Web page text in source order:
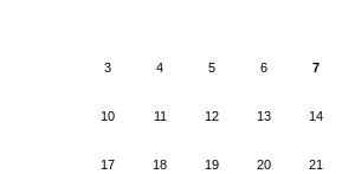
3 4 5 6 7
10 11 12 13 14
17 18 19 20 21